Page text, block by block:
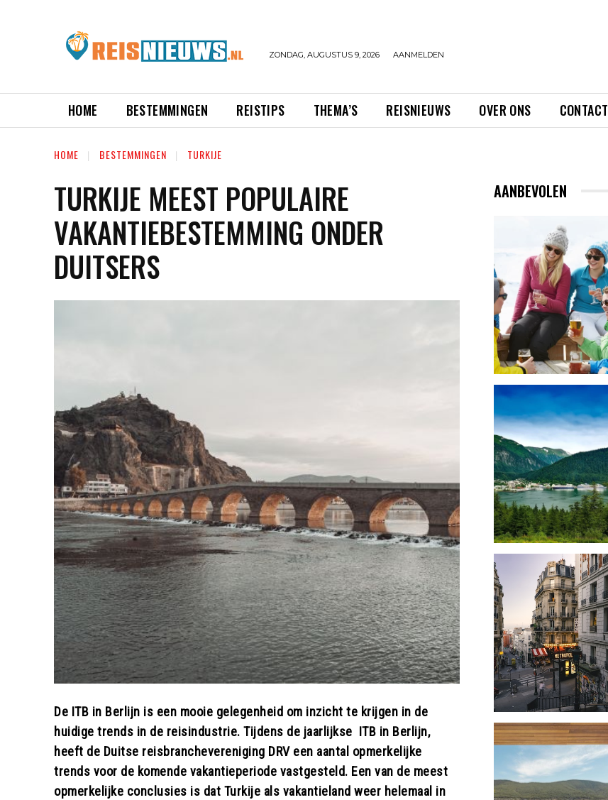
ZONDAG, AUGUSTUS 9, 2026 AANMELDEN
HOME BESTEMMINGEN REISTIPS THEMA’S REISNIEUWS OVER ONS CONTACT
HOME BESTEMMINGEN TURKIJE
TURKIJE MEEST POPULAIRE
VAKANTIEBESTEMMING ONDER
DUITSERS
De ITB in Berlijn is een mooie gelegenheid om inzicht te krijgen in de
huidige trends in de reisindustrie. Tijdens de jaarlijkse ITB in Berlijn,
heeft de Duitse reisbranchevereniging DRV een aantal opmerkelijke
trends voor de komende vakantieperiode vastgesteld. Een van de meest
opmerkelijke conclusies is dat Turkije als vakantieland weer helemaal in
AANBEVOLEN